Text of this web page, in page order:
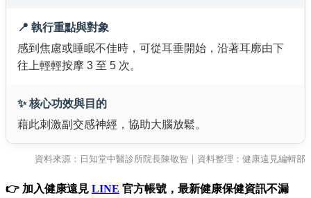
📍 執行重點與對象
感到焦慮或睡眠不佳時，可從耳垂開始，沿著耳廓由下
往上輕輕按摩 3 至 5 次。
✨ 核心功效與目的
藉此刺激副交感神經，協助大腦放鬆。
資料來源：日知堂中醫診所院長陳敬智｜資料整理：健康遠見編輯部
👉 加入健康遠見 LINE 官方帳號，最新健康保健資訊不漏